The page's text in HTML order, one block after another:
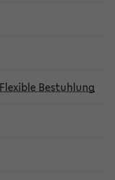
Bestuhlung